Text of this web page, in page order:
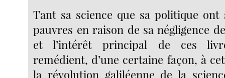
Tant sa science que sa politique ont
pauvres en raison de sa négligence
et l’intérêt principal de ces
remédient, d’une certaine façon, à
la révolution galiléenne de la